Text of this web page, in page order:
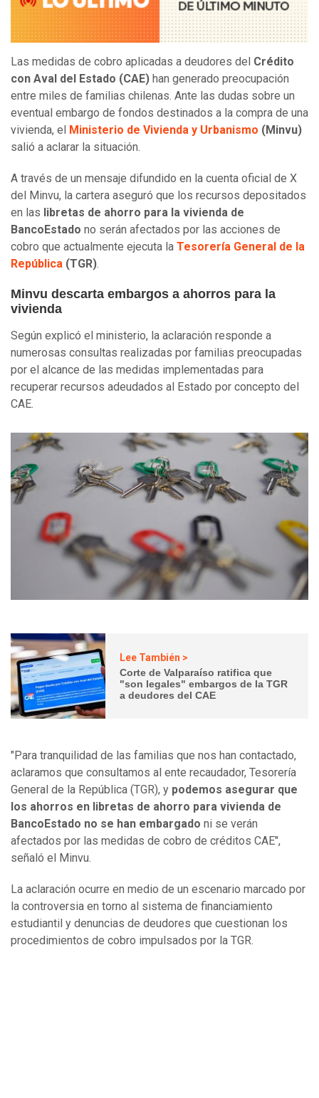
Las medidas de cobro aplicadas a deudores del Crédito
con Aval del Estado (CAE) han generado preocupación
entre miles de familias chilenas. Ante las dudas sobre un
eventual embargo de fondos destinados a la compra de una
vivienda, el
Ministerio de Vivienda y Urbanismo (Minvu)
salió a aclarar la situación.
A través de un mensaje difundido en la cuenta oficial de X
del Minvu, la cartera aseguró que los recursos depositados
en las libretas de ahorro para la vivienda de
BancoEstado no serán afectados por las acciones de
cobro que actualmente ejecuta la Tesorería General de la
República (TGR).
Minvu descarta embargos a ahorros para la
vivienda
Según explicó el ministerio, la aclaración responde a
numerosas consultas realizadas por familias preocupadas
por el alcance de las medidas implementadas para
recuperar recursos adeudados al Estado por concepto del
CAE.
Lee También >
Corte de Valparaíso ratifica que
"son legales" embargos de la TGR
a deudores del CAE
"Para tranquilidad de las familias que nos han contactado,
aclaramos que consultamos al ente recaudador, Tesorería
General de la República (TGR), y podemos asegurar que
los ahorros en libretas de ahorro para vivienda de
BancoEstado no se han embargado ni se verán
afectados por las medidas de cobro de créditos CAE",
señaló el Minvu.
La aclaración ocurre en medio de un escenario marcado por
la controversia en torno al sistema de financiamiento
estudiantil y denuncias de deudores que cuestionan los
procedimientos de cobro impulsados por la TGR.